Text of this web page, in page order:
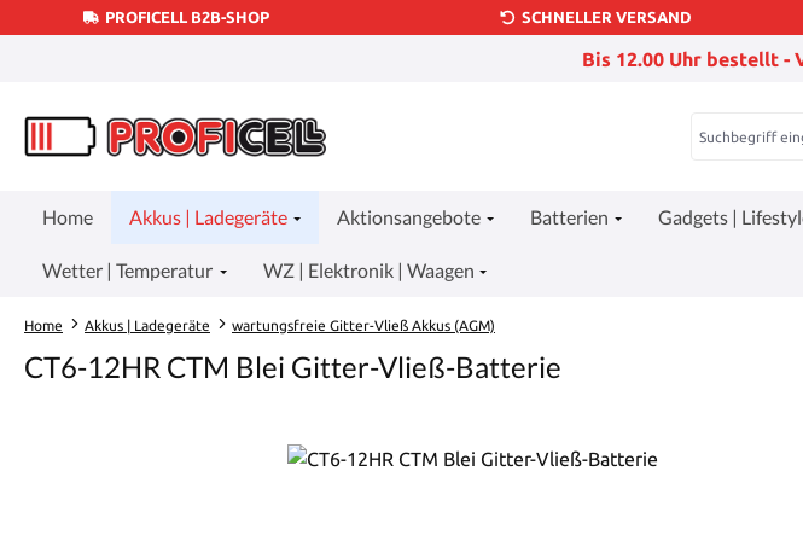
Hauptinhalt springen
Zur Suche springen
Zur Hauptnavigation springen
PROFICELL B2B-SHOP SCHNELLER VERSAND
Bis 12.00 Uhr bestellt -
Home Akkus | Ladegeräte Aktionsangebote Batterien Gadgets |
Wetter | Temperatur WZ | Elektronik | Waagen
Home Akkus | Ladegeräte wartungsfreie Gitter-Vließ Akkus (AGM)
CT6-12HR CTM Blei Gitter-Vließ-Batterie